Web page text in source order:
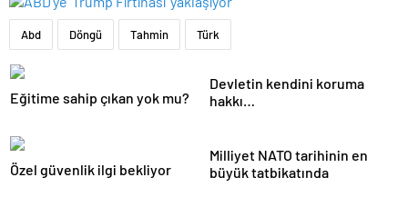
Abd Döngü Tahmin Türk
Eğitime sahip çıkan yok mu?
Devletin kendini koruma
hakkı…
Özel güvenlik ilgi bekliyor
Milliyet NATO tarihinin en
büyük tatbikatında